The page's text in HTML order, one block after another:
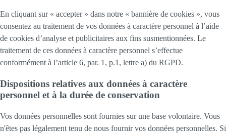
En cliquant sur « accepter » dans notre « bannière de cookies », vous
consentez au traitement de vos données à caractère personnel à l’aide
de cookies d’analyse et publicitaires aux fins susmentionnées. Le
traitement de ces données à caractère personnel s’effectue
conformément à l’article 6, par. 1, p.1, lettre a) du RGPD.
Dispositions relatives aux données à caractère
personnel et à la durée de conservation
Vos données personnelles sont fournies sur une base volontaire. Vous
n'êtes pas légalement tenu de nous fournir vos données personnelles. Si